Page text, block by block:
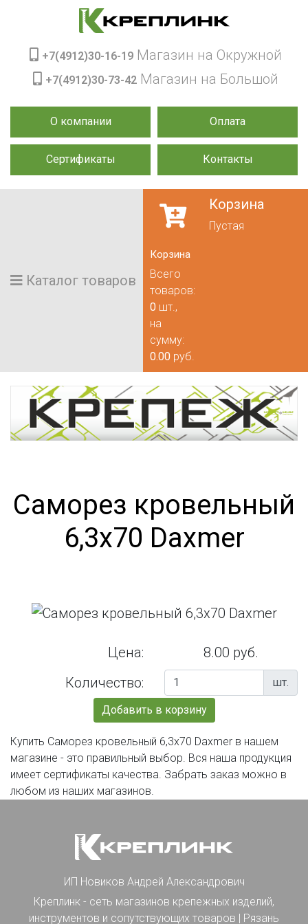
О компании Оплата
Сертификаты Контакты
+7(4912)30-16-19 Магазин на Окружной
+7(4912)30-73-42 Магазин на Большой
Каталог товаров
Корзина
Пустая
Корзина
Всего
товаров:
0 шт.,
на
сумму:
0.00 руб.
Саморез кровельный
6,3х70 Daxmer
Цена:
8.00 руб.
Количество:
шт.
Добавить в корзину
Купить Саморез кровельный 6,3х70 Daxmer в нашем
магазине - это правильный выбор. Вся наша продукция
имеет сертификаты качества. Забрать заказ можно в
любом из наших магазинов.
ИП Новиков Андрей Александрович
Креплинк - сеть магазинов крепежных изделий,
инструментов и сопутствующих товаров | Рязань